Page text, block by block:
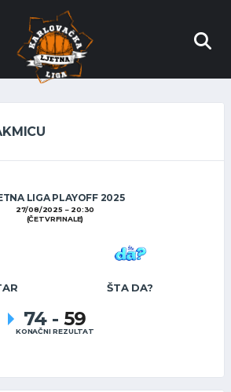
LIGA PLAYOFF 2025
27/08/2025
20:30
(ČETVRFINALE)
ŠTA DA?
74 - 59
KONAČNI REZULTAT